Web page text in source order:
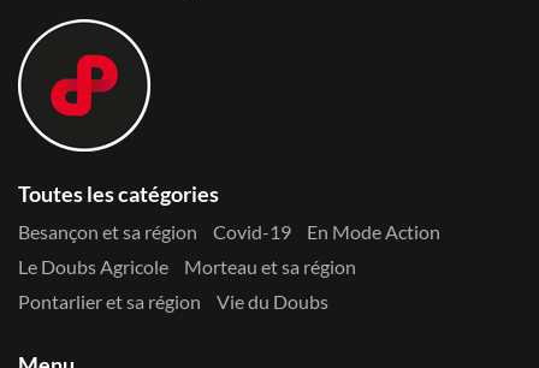
Toutes les catégories
Besançon et sa région Covid-19
En Mode Action
Le Doubs Agricole
Morteau et sa région
Pontarlier et sa région
Vie du Doubs